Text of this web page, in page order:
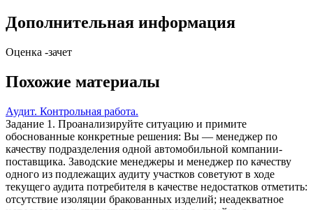
Дополнительная информация
Оценка -зачет
Похожие материалы
Аудит. Контрольная работа.
Задание 1. Проанализируйте ситуацию и примите
обоснованные конкретные решения: Вы — менеджер по
качеству подразделения одной автомобильной компании-
поставщика. Заводские менеджеры и менеджер по качеству
одного из подлежащих аудиту участков советуют в ходе
текущего аудита потребителя в качестве недостатков отметить:
отсутствие изоляции бракованных изделий; неадекватное